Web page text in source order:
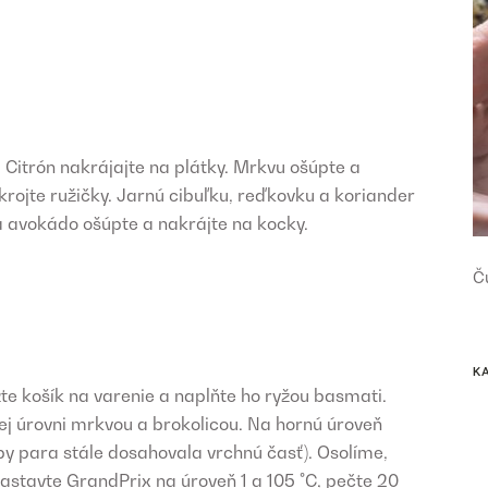
nakrájajte na plátky. Mrkvu ošúpte a
ružičky. Jarnú cibuľku, reďkovku a koriander
ošúpte a nakrájte na kocky.
košík na varenie a naplňte ho ryžou basmati.
úrovni mrkvou a brokolicou. Na hornú úroveň
para stále dosahovala vrchnú časť). Osolíme,
GrandPrix na úroveň 1 a 105 °C, pečte 20